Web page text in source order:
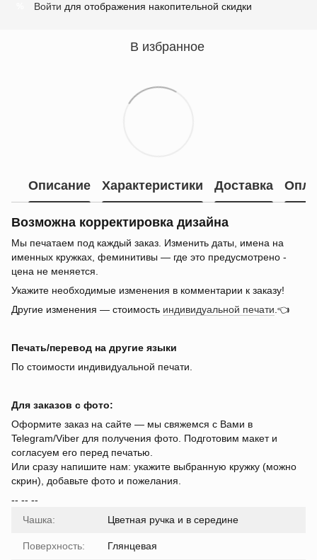
Войти для отображения накопительной скидки
В избранное
Описание Характеристики Доставка
Возможна корректировка дизайна
Мы печатаем под каждый заказ. Изменить даты, имена на
именных кружках, феминитивы — где это предусмотрено -
цена не меняется.
Укажите необходимые изменения в комментарии к заказу!
Другие изменения — стоимость индивидуальной печати .👈
Печать/перевод на другие языки
По стоимости индивидуальной печати.
Для заказов с фото:
Оформите заказ на сайте — мы свяжемся с Вами в
Telegram/Viber для получения фото. Подготовим макет и
согласуем его перед печатью.
Или сразу напишите нам: укажите выбранную кружку (можно
скрин), добавьте фото и пожелания.
-- -- --
Чашка:
Цветная ручка и в середине
Поверхность: Глянцевая